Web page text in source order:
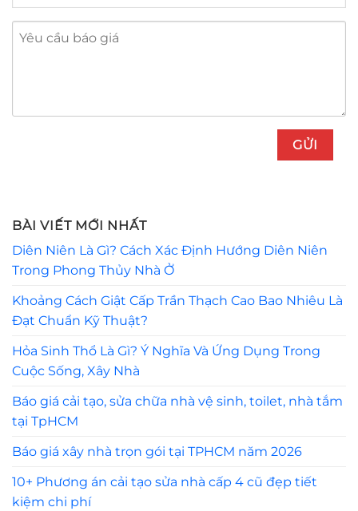
BÀI VIẾT MỚI NHẤT
Diên Niên Là Gì? Cách Xác Định Hướng Diên Niên
Trong Phong Thủy Nhà Ở
Khoảng Cách Giật Cấp Trần Thạch Cao Bao Nhiêu Là
Đạt Chuẩn Kỹ Thuật?
Hỏa Sinh Thổ Là Gì? Ý Nghĩa Và Ứng Dụng Trong
Cuộc Sống, Xây Nhà
Báo giá cải tạo, sửa chữa nhà vệ sinh, toilet, nhà tắm
tại TpHCM
Báo giá xây nhà trọn gói tại TPHCM năm 2026
10+ Phương án cải tạo sửa nhà cấp 4 cũ đẹp tiết
kiệm chi phí